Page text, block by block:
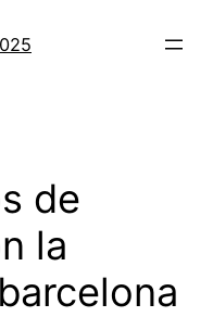
de
la